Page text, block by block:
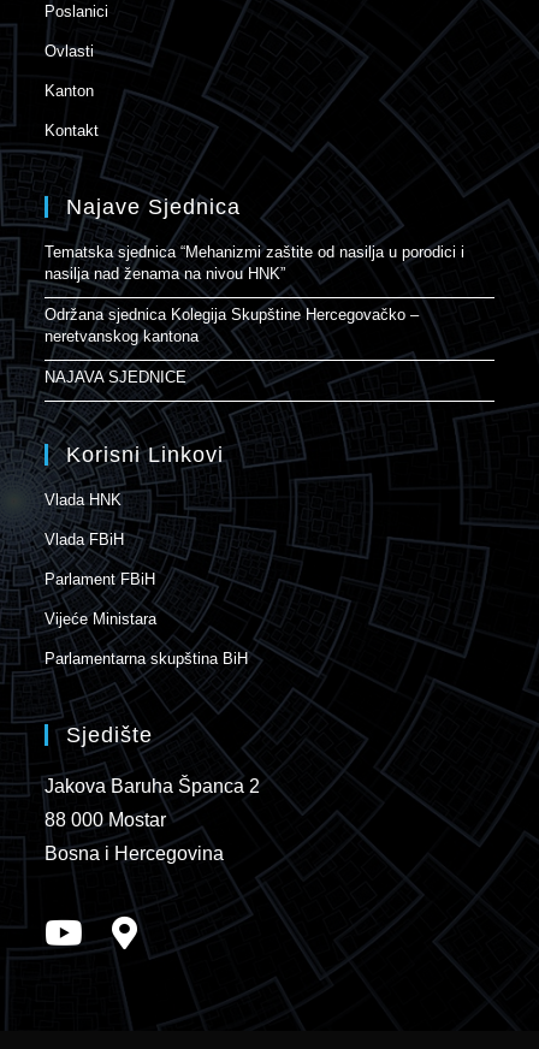
Poslanici
Ovlasti
Kanton
Kontakt
Najave Sjednica
Tematska sjednica “Mehanizmi zaštite od nasilja u porodici i
nasilja nad ženama na nivou HNK”
Održana sjednica Kolegija Skupštine Hercegovačko –
neretvanskog kantona
NAJAVA SJEDNICE
Korisni Linkovi
Vlada HNK
Vlada FBiH
Parlament FBiH
Vijeće Ministara
Parlamentarna skupština BiH
Sjedište
Jakova Baruha Španca 2
88 000 Mostar
Bosna i Hercegovina